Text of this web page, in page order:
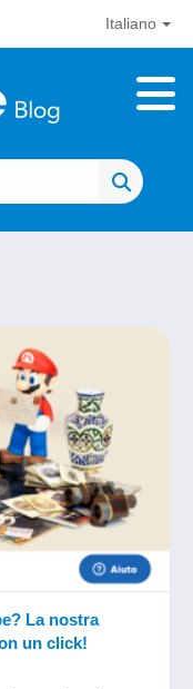
Italiano
La nostra
un click!